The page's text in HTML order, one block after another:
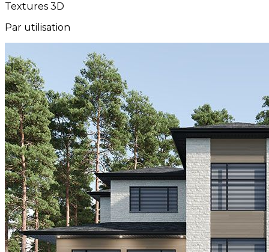
Textures 3D
Par utilisation